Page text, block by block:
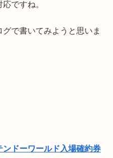
ですね。
で書いてみようと思いま
ドーワールド入場確約券